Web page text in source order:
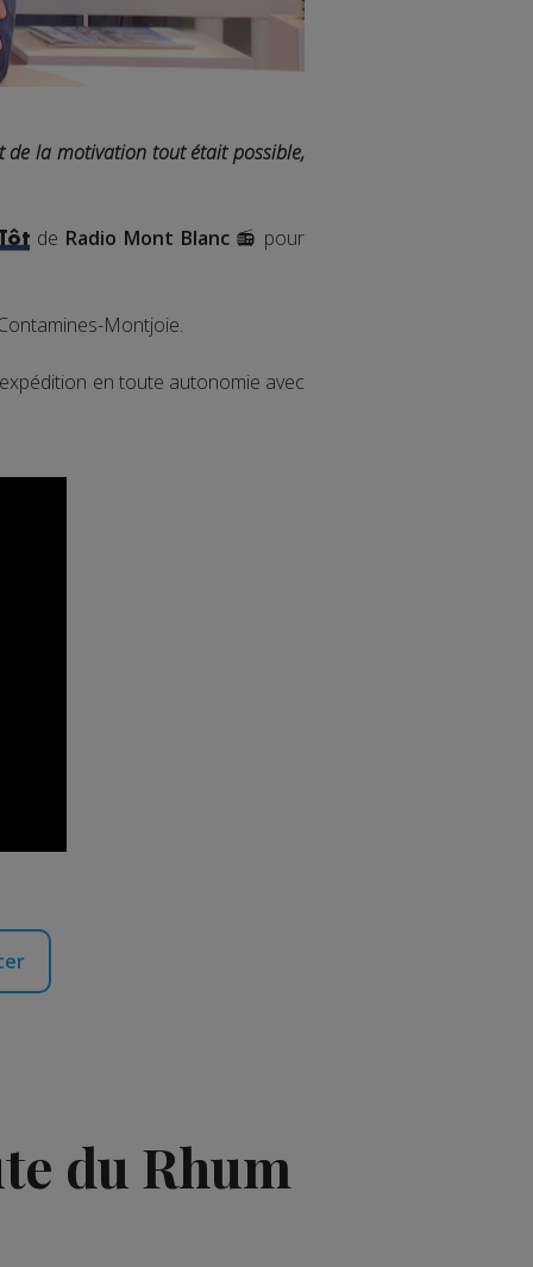
de la motivation tout était possible,
de Radio Mont Blanc📻 pour
Montjoie.
en toute autonomie avec
du Rhum